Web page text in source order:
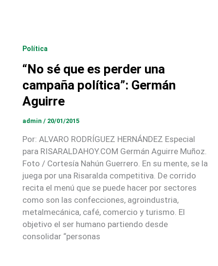
Política
“No sé que es perder una
campaña política”: Germán
Aguirre
admin / 20/01/2015
Por: ALVARO RODRÍGUEZ HERNÁNDEZ Especial
para RISARALDAHOY.COM Germán Aguirre Muñoz.
Foto / Cortesía Nahún Guerrero. En su mente, se la
juega por una Risaralda competitiva. De corrido
recita el menú que se puede hacer por sectores
como son las confecciones, agroindustria,
metalmecánica, café, comercio y turismo. El
objetivo el ser humano partiendo desde
consolidar “personas